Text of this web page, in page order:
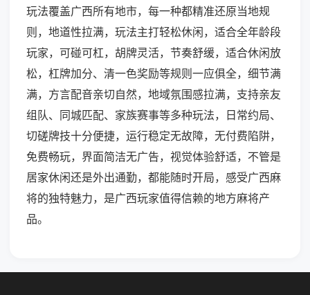
玩法覆盖广西所有地市，每一种都精准还原当地规
则，地道性拉满，玩法主打轻松休闲，适合全年龄段
玩家，可碰可杠，胡牌灵活，节奏舒缓，适合休闲放
松，杠牌加分、清一色奖励等规则一应俱全，细节满
满，方言配音亲切自然，地域氛围感拉满，支持亲友
组队、同城匹配、家族赛事等多种玩法，日常约局、
切磋牌技十分便捷，运行稳定无故障，无付费陷阱，
免费畅玩，界面简洁无广告，视觉体验舒适，不管是
居家休闲还是外出通勤，都能随时开局，感受广西麻
将的独特魅力，是广西玩家值得信赖的地方麻将产
品。